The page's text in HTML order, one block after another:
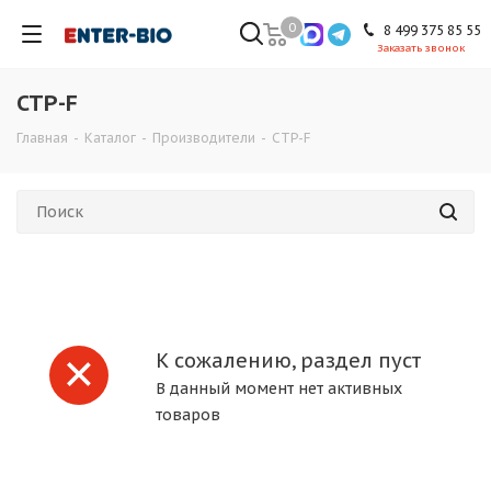
8 499 375 85 55
Заказать звонок
0
CTP-F
Главная - Каталог - Производители - CTP-F
К сожалению, раздел пуст
В данный момент нет активных
товаров